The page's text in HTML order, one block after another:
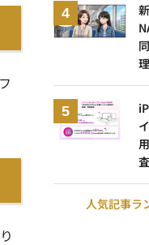
理
査
人気記事ラ